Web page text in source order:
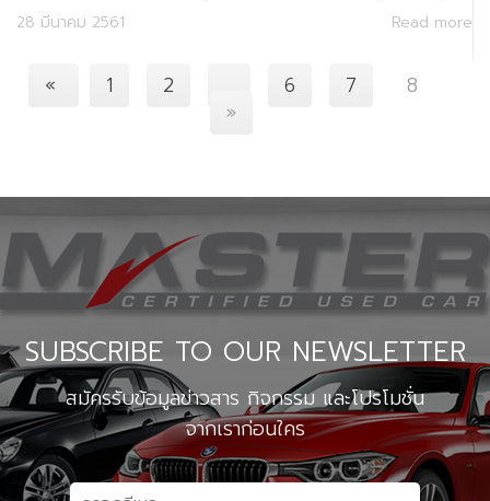
รถมือสองมาตรฐาน
28 มีนาคม 2561 Read more
« 1 2 6 7
8
»
SUBSCRIBE TO OUR NEWSLETTER
สมัครรับข้อมูลข่าวสาร กิจกรรม และโปรโมชั่น
จากเราก่อนใคร